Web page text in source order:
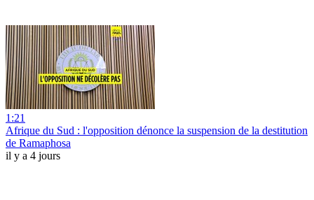
1:21
Afrique du Sud : l'opposition dénonce la suspension de la destitution
de Ramaphosa
il y a 4 jours